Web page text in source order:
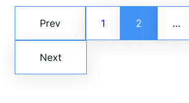
Prev 1 2 …
Next